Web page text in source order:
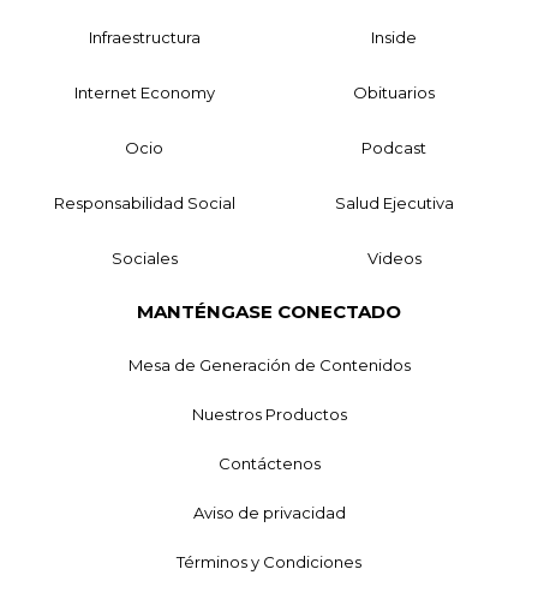
Infraestructura Inside
Internet Economy Obituarios
Ocio Podcast
Responsabilidad Social Salud Ejecutiva
Sociales Videos
MANTÉNGASE CONECTADO
Mesa de Generación de Contenidos
Nuestros Productos
Contáctenos
Aviso de privacidad
Términos y Condiciones